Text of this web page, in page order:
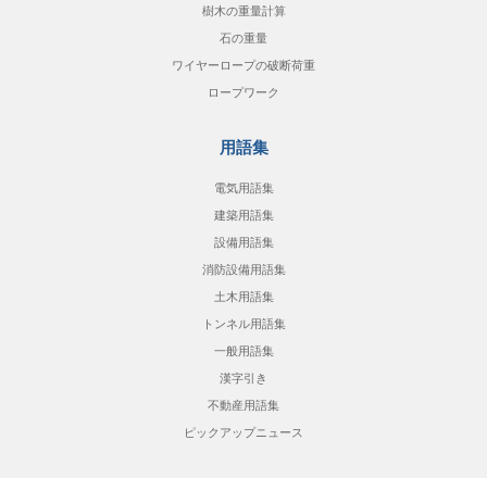
樹木の重量計算
石の重量
ワイヤーロープの破断荷重
ロープワーク
用語集
電気用語集
建築用語集
設備用語集
消防設備用語集
土木用語集
トンネル用語集
一般用語集
漢字引き
不動産用語集
ピックアップニュース